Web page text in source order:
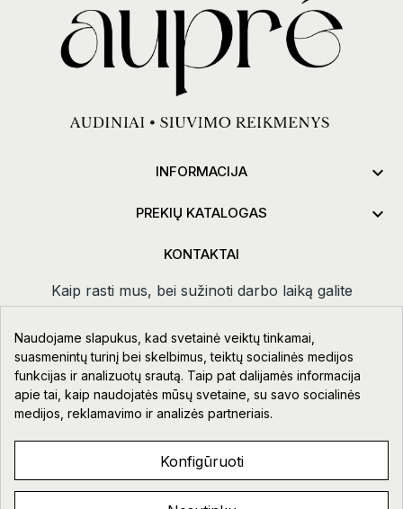
INFORMACIJA 
PREKIŲ KATALOGAS 
KONTAKTAI
Kaip rasti mus, bei sužinoti darbo laiką galite
paspauduskontaktai.
Taikos pr. 111-109, Klaipėda
+370 678 02418
info@aupre.lt
Facebook
Naudojame slapukus, kad svetainė veiktų tinkamai,
suasmenintų turinį bei skelbimus, teiktų socialinės medijos
funkcijas ir analizuotų srautą. Taip pat dalijamės informacija
apie tai, kaip naudojatės mūsų svetaine, su savo socialinės
medijos, reklamavimo ir analizės partneriais.
Konfigūruoti